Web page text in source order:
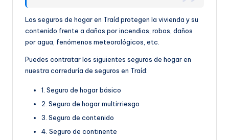
Los seguros de hogar en Traíd protegen la vivienda y su
contenido frente a daños por incendios, robos, daños
por agua, fenómenos meteorológicos, etc.
Puedes contratar los siguientes seguros de hogar en
nuestra correduría de seguros en Traíd:
1. Seguro de hogar básico
2. Seguro de hogar multirriesgo
3. Seguro de contenido
4. Seguro de continente